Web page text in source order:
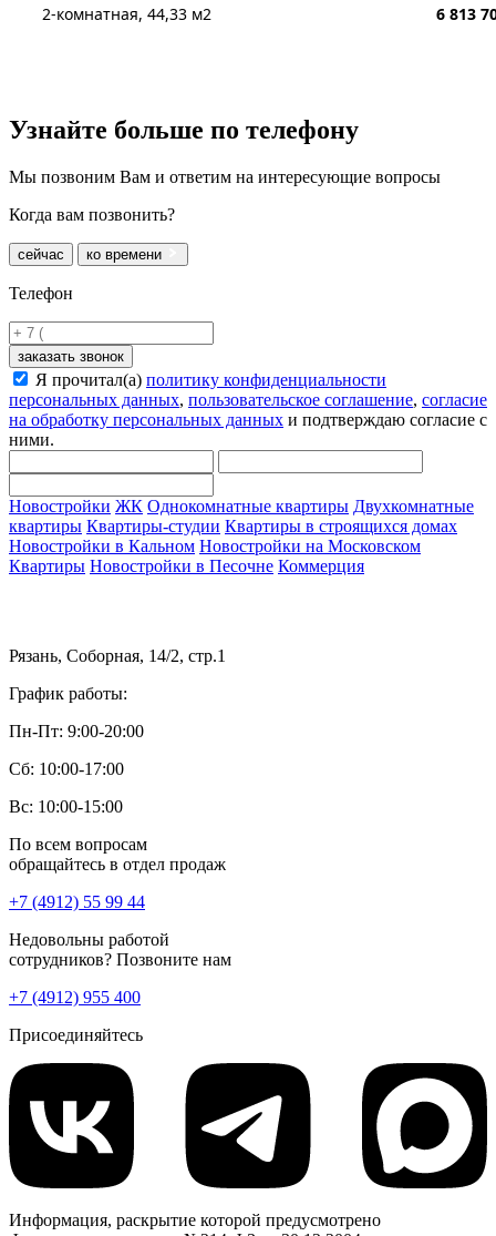
2-комнатная, 44,33 м2 6 813
Узнайте больше по телефону
Мы позвоним Вам и ответим на интересующие вопросы
Когда вам позвонить?
сейчас ко времени
Телефон
заказать звонок
Я прочитал(а) политику конфиденциальности
персональных данных, пользовательское соглашение, согласие
на обработку персональных данных и подтверждаю согласие с
ними.
Новостройки ЖК Однокомнатные квартиры Двухкомнатные
квартиры Квартиры-студии Квартиры в строящихся домах
Новостройки в Кальном Новостройки на Московском
Квартиры Новостройки в Песочне Коммерция
Рязань, Соборная, 14/2, стр.1
График работы:
Пн-Пт: 9:00-20:00
Сб: 10:00-17:00
Вс: 10:00-15:00
По всем вопросам
обращайтесь в отдел продаж
+7 (4912) 55 99 44
Недовольны работой
сотрудников? Позвоните нам
+7 (4912) 955 400
Присоединяйтесь
Информация, раскрытие которой предусмотрено